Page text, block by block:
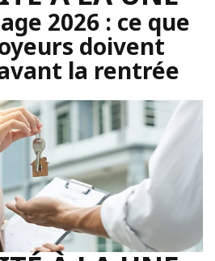
2026 : ce que
doivent
la rentrée